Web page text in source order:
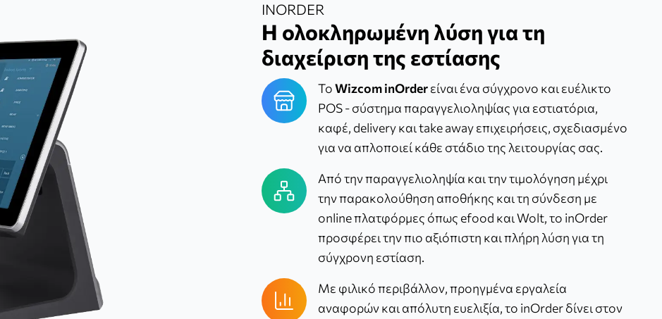
INORDER
Η ολοκληρωμένη λύση για τη
διαχείριση της εστίασης
ΤοWizcom inOrderείναι ένα σύγχρονο και ευέλικτο
POS - σύστημα παραγγελιοληψίας για εστιατόρια,
καφέ, delivery και take away επιχειρήσεις, σχεδιασμένο
για να απλοποιεί κάθε στάδιο της λειτουργίας σας.
Από την παραγγελιοληψία και την τιμολόγηση μέχρι
την παρακολούθηση αποθήκης και τη σύνδεση με
online πλατφόρμες όπως efood και Wolt, το inOrder
προσφέρει την πιο αξιόπιστη και πλήρη λύση για τη
σύγχρονη εστίαση.
Με φιλικό περιβάλλον, προηγμένα εργαλεία
αναφορών και απόλυτη ευελιξία, το inOrder δίνει στον